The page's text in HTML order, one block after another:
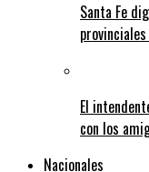
Santa Fe
El
con los
Nacionales